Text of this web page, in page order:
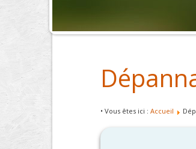
• Vous êtes ici : Accueil